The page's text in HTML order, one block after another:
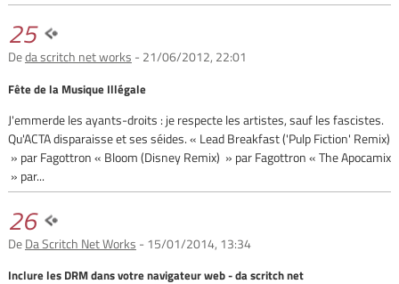
25
Deda scritch net works - 21/06/2012, 22:01
Fête de la Musique Illégale
J'emmerde les ayants-droits : je respecte les artistes, sauf les fascistes.
Qu'ACTA disparaisse et ses séides. « Lead Breakfast ('Pulp Fiction' Remix)
» par Fagottron « Bloom (Disney Remix) » par Fagottron « The Apocamix
» par...
26
DeDa Scritch Net Works - 15/01/2014, 13:34
Inclure les DRM dans votre navigateur web - da scritch net